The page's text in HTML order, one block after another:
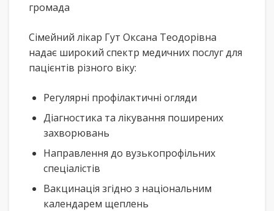
громада
Сімейний лікар Гут Оксана Теодорівна
надає широкий спектр медичних послуг для
пацієнтів різного віку:
Регулярні профілактичні огляди
Діагностика та лікування поширених
захворювань
Направлення до вузькопрофільних
спеціалістів
Вакцинація згідно з національним
календарем щеплень